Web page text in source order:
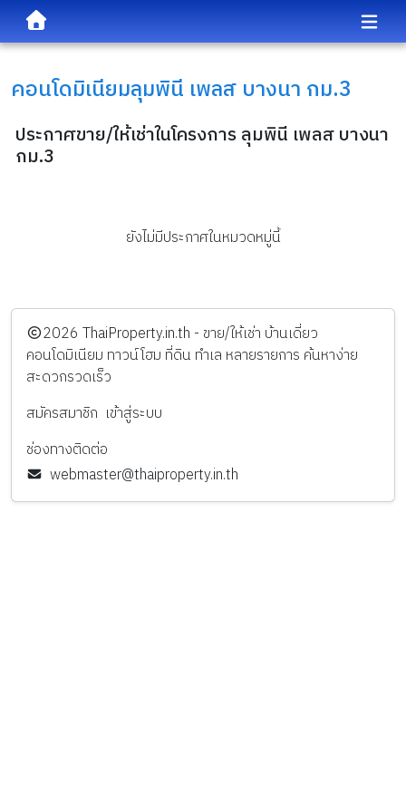
คอนโดมิเนียมลุมพินี เพลส บางนา กม.3
ประกาศขาย/ให้เช่าในโครงการ ลุมพินี เพลส บางนา
กม.3
ยังไม่มีประกาศในหมวดหมู่นี้
️2026 ThaiProperty.in.th - ขาย/ให้เช่า บ้านเดี่ยว
คอนโดมิเนียม ทาวน์โฮม ที่ดิน ทำเล หลายรายการ ค้นหาง่าย
สะดวกรวดเร็ว
สมัครสมาชิก เข้าสู่ระบบ
ช่องทางติดต่อ
webmaster@thaiproperty.in.th